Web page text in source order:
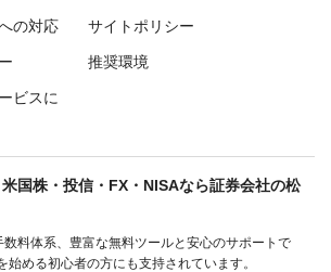
の対応 サイトポリシー
推奨環境
ビスに
国株・投信・FX・NISAなら証券会社の松
料体系、豊富な無料ツールと安心のサポートで
始める初心者の方にも支持されています。